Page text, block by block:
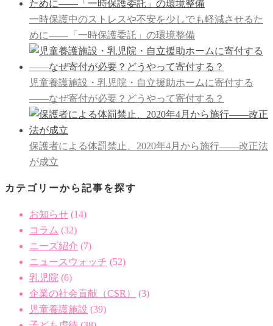
一時保護中のストレスや不安を少しでも軽減させるた
めに――「一時保護委託」の環境整備
児童養護施設・乳児院・自立援助ホームに寄付する
――なぜ寄付が必要？どうやって寄付する？
保護者による体罰禁止、2020年4月から施行――改正法
が成立
カテゴリーから記事を探す
お知らせ (14)
コラム (32)
ニーズ紹介 (7)
ニュースウォッチ (52)
乳児院 (6)
企業の社会貢献（CSR）
(3)
児童養護施設 (39)